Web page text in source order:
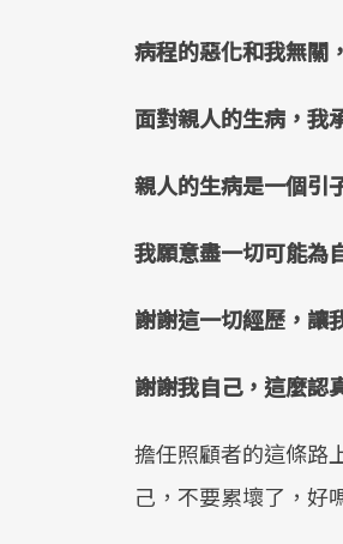
病程的惡化和我無關
面對親人的生病，我
親人的生病是一個引
我願意盡一切可能為
謝謝這一切經歷，讓
謝謝我自己，這麼認
擔任照顧者的這條路
己，不要累壞了，好